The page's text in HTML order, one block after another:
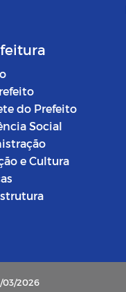
do Prefeito
Social
e Cultura
03/2026